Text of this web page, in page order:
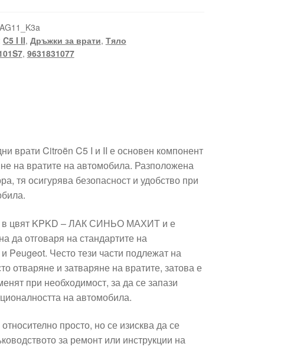
C5 I II, Дръжки за врати, Тяло
, 9631831077
врати Citroën C5 I и II е основен компонент
на вратите на автомобила. Разположена
тя осигурява безопасност и удобство при
в цвят KPKD – ЛАК СИНЬО МАХИТ и е
да отговаря на стандартите на
Peugeot. Често тези части подлежат на
отваряне и затваряне на вратите, затова е
при необходимост, за да се запази
на автомобила.
просто, но се изисква да се
за ремонт или инструкции на